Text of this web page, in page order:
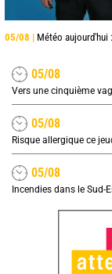
05/08 | Météo aujourd'hui : la
05/08
05/08
05/08
Incendies dans le